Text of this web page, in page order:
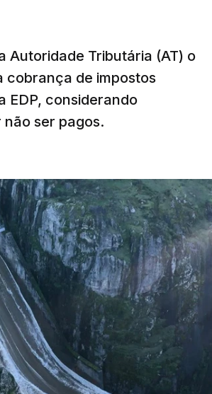
Autoridade Tributária (AT) o
cobrança de impostos
EDP, considerando
ser pagos.